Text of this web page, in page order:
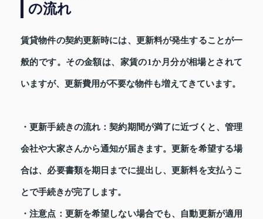
の流れ
賃貸物件の契約更新時には、更新料が発生することが一
般的です。その金額は、家賃の1か月分が相場とされて
いますが、更新費用が不要な物件も増えてきています。
・更新手続きの流れ ：契約期間が満了に近づくと、管理
会社や大家さんから通知が届きます。更新を希望する場
合は、必要書類を期日までに提出し、更新料を支払うこ
とで手続きが完了します。
・注意点 ：更新を希望しない場合でも、自動更新が適用